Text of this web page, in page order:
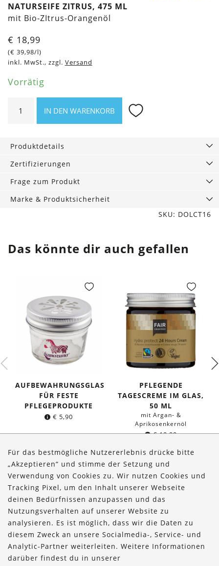
NATURSEIFE ZITRUS, 475 ML
mit Bio-ZItrus-Orangenöl
€ 18,99
(€ 39,98/l)
inkl. MwSt., zzgl. Versand
Vorrätig
Zitrus,
Menge
IN DEN WARENKORB
Produktdetails
Zertifizierungen
Frage zum Produkt
Marke & Produktsicherheit
SKU: DOLCT16
Das könnte dir auch gefallen
AUFBEWAHRUNGSGLAS
FÜR FESTE
PFLEGEPRODUKTE
€ 5,90
PFLEGENDE
TAGESCREME IM GLAS,
50 ML
mit Argan- &
Aprikosenkernöl
€19,99
Über uns
Bestellungen
Kontakt & Hilfe
FOLLOW US
Für das bestmögliche Nutzererlebnis drücke bitte
„Akzeptieren“ und stimme der Setzung und
Verwendung von Cookies zu. Wir nutzen Cookies und
Tracking Pixel, um den Inhalt unserer Webseite
deinen Bedürfnissen anzupassen und das
Nutzungsverhalten auf unserer Website zu
analysieren. Es ist möglich, dass wir die Daten zu
diesem Zweck an unsere Socialmedia-, Service- und
Analytic-Partner weiterleiten. Weitere Informationen
darüber findest du in unserer